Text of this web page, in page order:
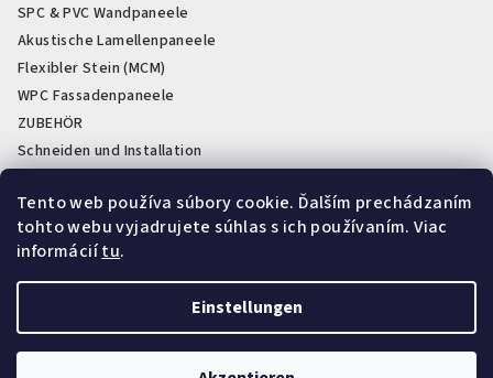
Tento web používa súbory cookie. Ďalším prechádzaním
tohto webu vyjadrujete súhlas s ich používaním. Viac
informáciítu.
Einstellungen
SPC & PVC Wandpaneele
Akustische Lamellenpaneele
Flexibler Stein (MCM)
WPC Fassadenpaneele
ZUBEHÖR
Schneiden und Installation
Lagerabverkauf & Restposten
Showroom a sklady AT-Obklad
Instagram